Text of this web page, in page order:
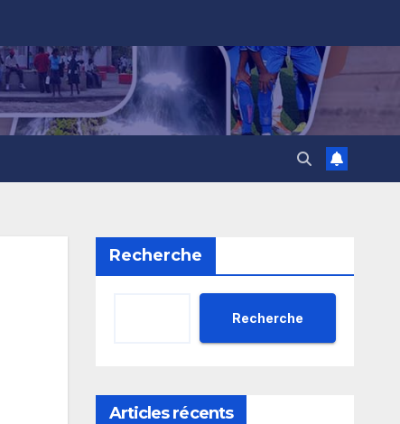
Recherche
Recherche
Articles récents